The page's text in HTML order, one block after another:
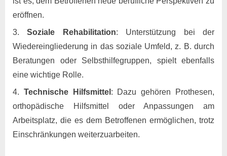
eröffnen.
Soziale Rehabilitation: Unterstützung bei der
Wiedereingliederung in das soziale Umfeld, z. B. durch
Beratungen oder Selbsthilfegruppen, spielt ebenfalls
eine wichtige Rolle.
Technische Hilfsmittel : Dazu gehören Prothesen,
orthopädische Hilfsmittel oder Anpassungen am
Arbeitsplatz, die es dem Betroffenen ermöglichen, trotz
Einschränkungen weiterzuarbeiten.